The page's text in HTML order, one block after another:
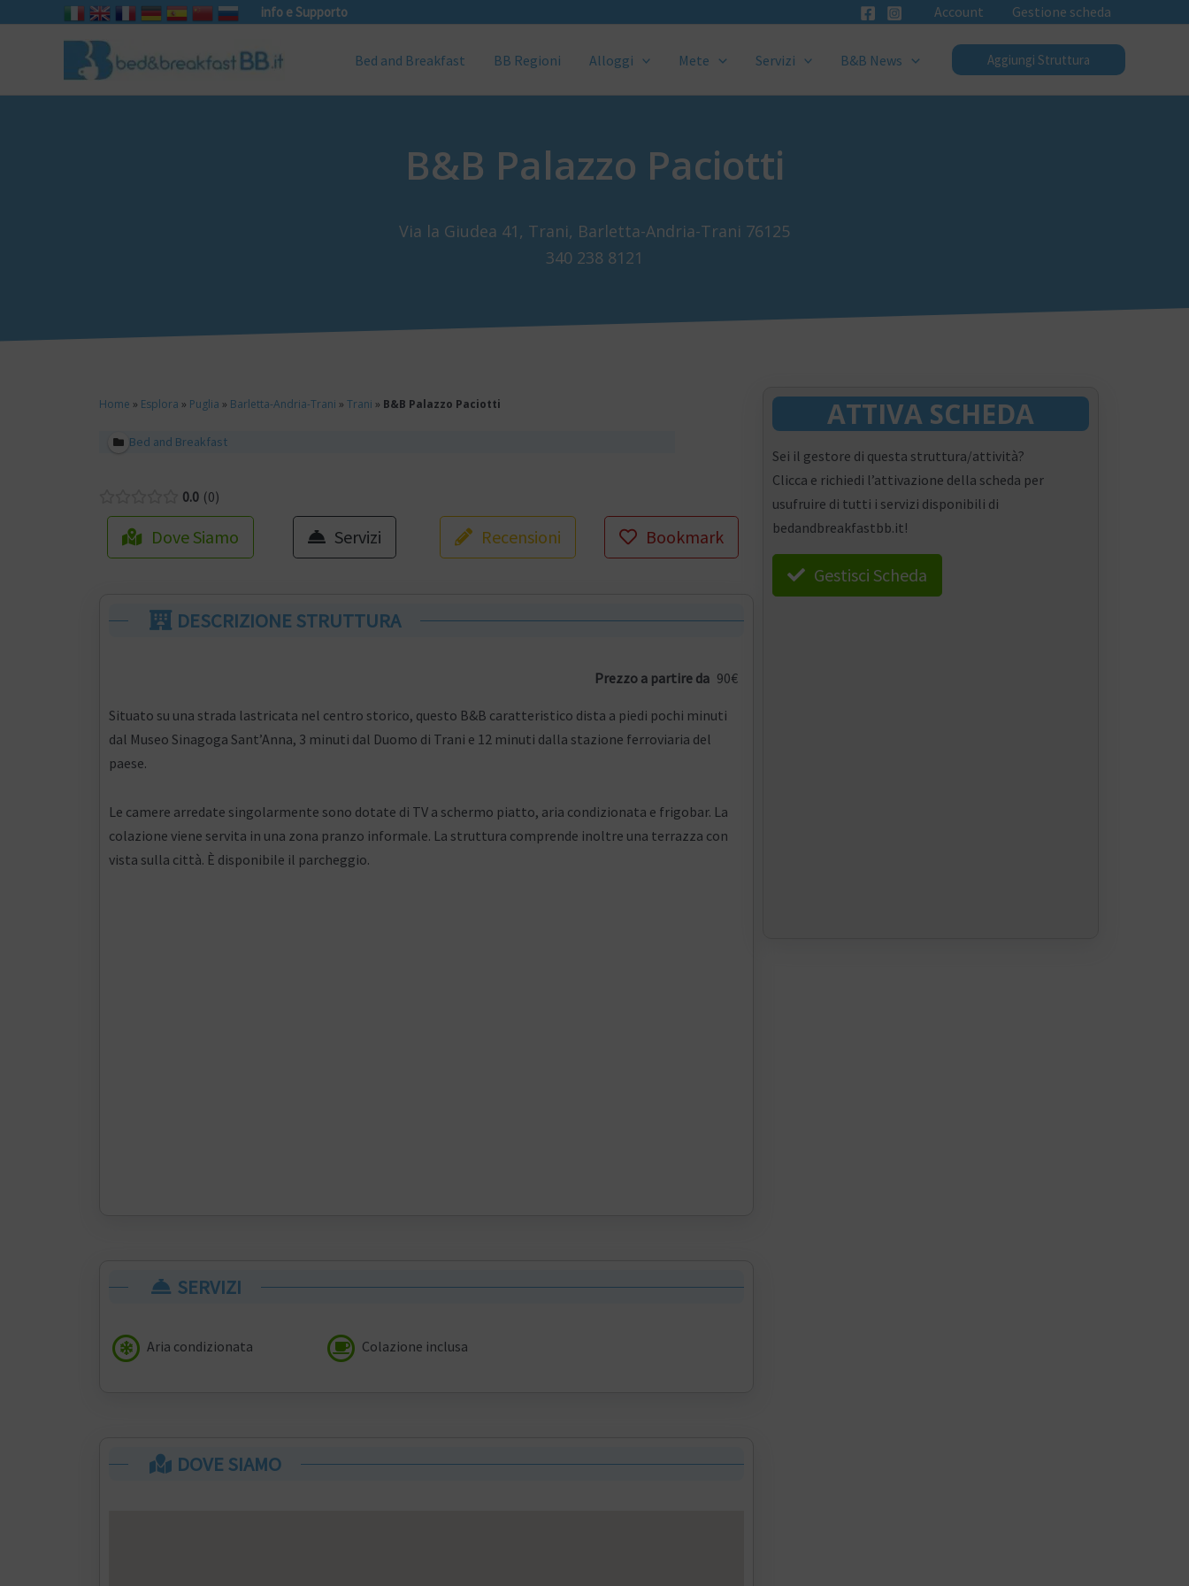
info e Supporto Account Gestione scheda
Bed and Breakfast BB Regioni Alloggi Mete Servizi B&B News Aggiungi Struttura
B&B Palazzo Paciotti
Via la Giudea 41, Trani, Barletta-Andria-Trani 76125
340 238 8121
Home » Esplora » Puglia » Barletta-Andria-Trani » Trani » B&B Palazzo Paciotti
Bed and Breakfast
0.0 0
Dove Siamo Servizi Recensioni Bookmark
DESCRIZIONE STRUTTURA
Prezzo a partire da 90€
Situato su una strada lastricata nel centro storico, questo B&B caratteristico dista a piedi pochi minuti
dal Museo Sinagoga Sant’Anna, 3 minuti dal Duomo di Trani e 12 minuti dalla stazione ferroviaria del
paese.
Le camere arredate singolarmente sono dotate di TV a schermo piatto, aria condizionata e frigobar. La
colazione viene servita in una zona pranzo informale. La struttura comprende inoltre una terrazza con
vista sulla città. È disponibile il parcheggio.
SERVIZI
Aria condizionata Colazione inclusa
DOVE SIAMO
ATTIVA SCHEDA
Sei il gestore di questa struttura/attività?
Clicca e richiedi l’attivazione della scheda per
usufruire di tutti i servizi disponibili di
bedandbreakfastbb.it!
Gestisci Scheda